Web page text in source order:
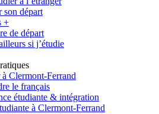
son départ
+
de départ
si j’étudie
à Clermont-Ferrand
le français
étudiante & intégration
à Clermont-Ferrand